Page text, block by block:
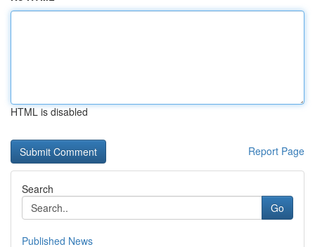
HTML is disabled
Report Page
Search
Go
Published News